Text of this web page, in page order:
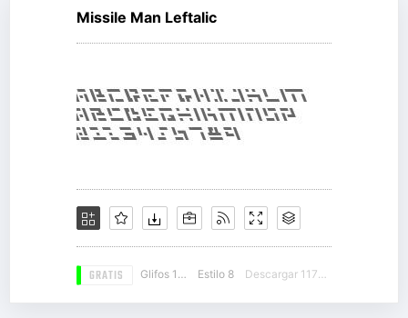
Missile Man Leftalic
GRATIS Glifos 104 Estilo 8 Descargar 11734